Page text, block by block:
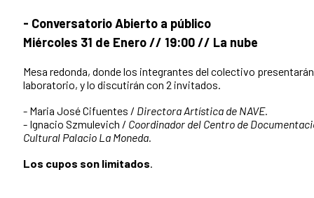
- Conversatorio Abierto a público
Miércoles 31 de Enero // 19:00 // La nube
Mesa redonda, donde los integrantes del colectivo
laboratorio, y lo discutirán con 2 invitados.
- Maria José Cifuentes / Directora Artística de NAVE.
- Ignacio Szmulevich / Coordinador del Centro de
Cultural Palacio La Moneda.
Los cupos son limitados.